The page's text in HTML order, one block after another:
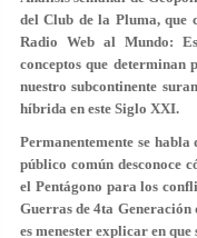
del Club de la Pluma, que
Radio Web al Mundo:
conceptos que determinan
nuestro subcontinente
híbrida en este Siglo XXI.
Permanentemente se
público común desconoce
el Pentágono para los
Guerras de 4ta
es menester explicar en que